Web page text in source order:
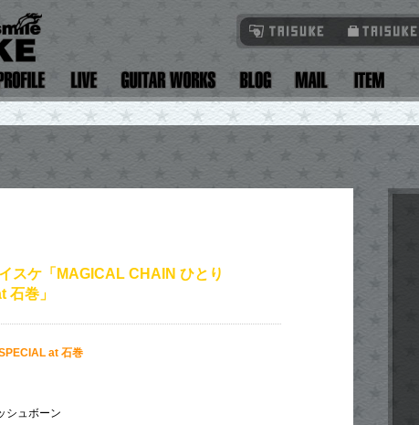
スケ「MAGICAL CHAIN ひとり
石巻」
at 石巻
シュボーン